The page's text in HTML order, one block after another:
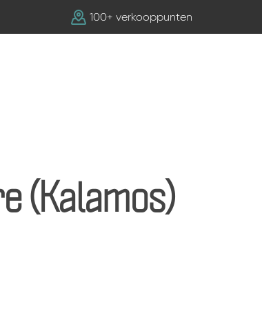
100+ verkooppunten
(Kalamos)